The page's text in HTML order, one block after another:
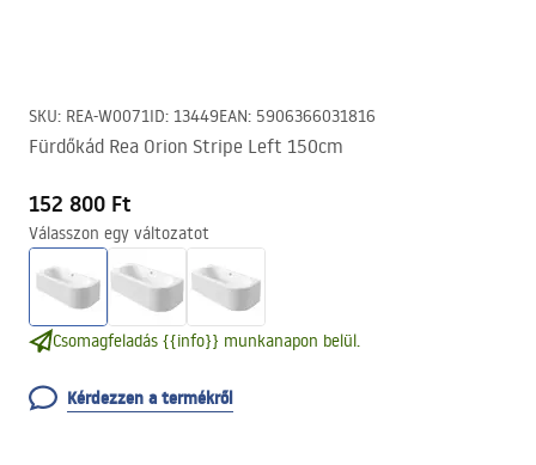
SKU: REA-W0071ID: 13449EAN: 5906366031816
Fürdőkád Rea Orion Stripe Left 150cm
152 800 Ft
Válasszon egy változatot
Csomagfeladás {{info}} munkanapon belül.
Kérdezzen a termékről